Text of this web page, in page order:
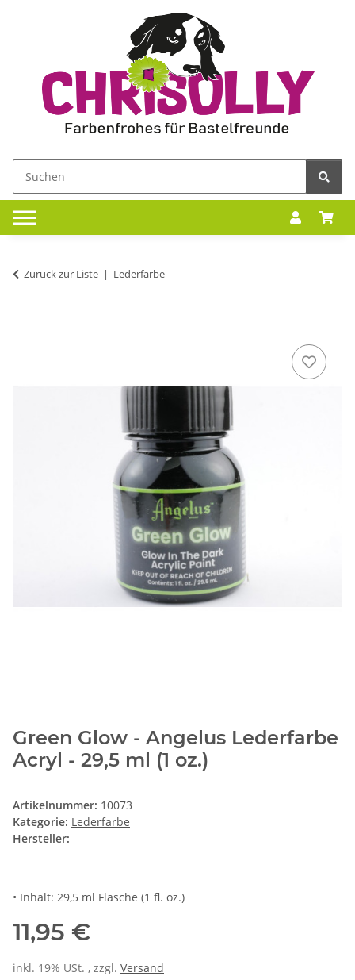
Zurück zur Liste Lederfarbe
Green Glow - Angelus Lederfarbe
Acryl - 29,5 ml (1 oz.)
Artikelnummer: 10073
Kategorie: Lederfarbe
Hersteller:
• Inhalt: 29,5 ml Flasche (1 fl. oz.)
11,95 €
inkl. 19% USt. , zzgl. Versand